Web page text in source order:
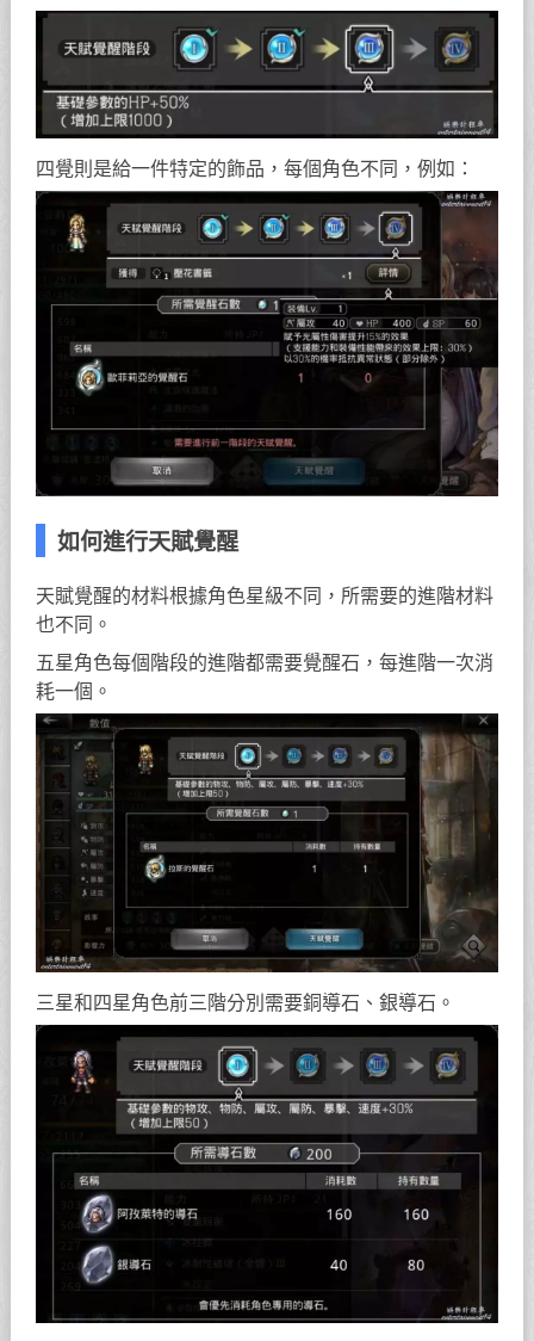
四覺則是給一件特定的飾品，每個角色不同，例如：
如何進行天賦覺醒
天賦覺醒的材料根據角色星級不同，所需要的進階材料
也不同。
五星角色每個階段的進階都需要覺醒石，每進階一次消
耗一個。
三星和四星角色前三階分別需要銅導石、銀導石。